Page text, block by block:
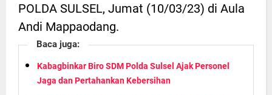
POLDA SULSEL, Jumat (10/03/23) di Aula
Andi Mappaodang.
Baca juga:
Kabagbinkar Biro SDM Polda Sulsel Ajak Personel
Jaga dan Pertahankan Kebersihan